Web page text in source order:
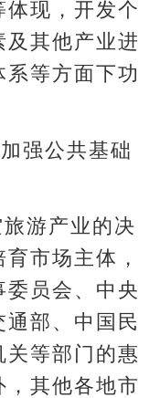
现，开发个
其他产业进
等方面下功
强公共基础
游产业的决
市场主体，
员会、中央
部、中国民
关等部门的惠
其他各地市